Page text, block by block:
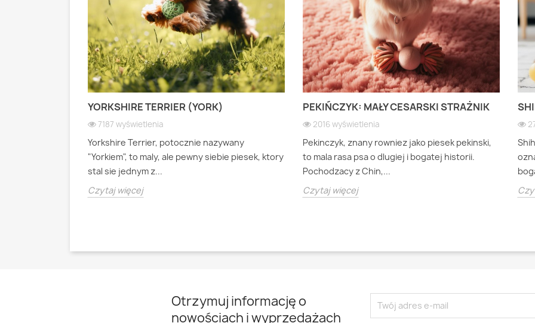
YORKSHIRE TERRIER (YORK)
7187 wyświetlenia
Yorkshire Terrier, potocznie nazywany
"Yorkiem", to maly, ale pewny siebie piesek, ktory
stal sie jednym z...
Czytaj więcej
PEKIŃCZYK: MAŁY CESARSKI STRAŻNIK
2016 wyświetlenia
Pekinczyk, znany rowniez jako piesek pekinski,
to mala rasa psa o dlugiej i bogatej historii.
Pochodzacy z Chin,...
Czytaj więcej
Otrzymuj informację o
nowościach i wyprzedażach